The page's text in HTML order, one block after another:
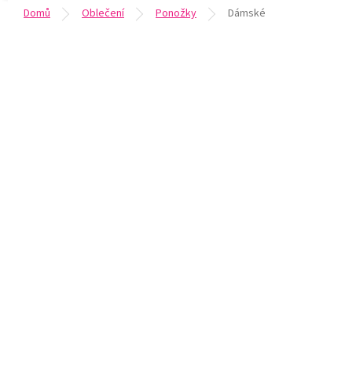
Domů
Oblečení Ponožky Dámské